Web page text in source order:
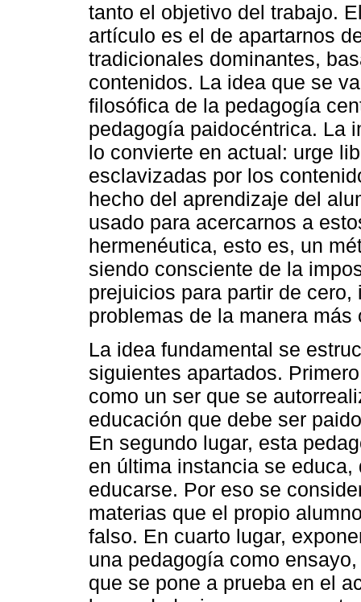
tanto el objetivo del trabajo.
artículo es el de apartarnos
tradicionales dominantes,
contenidos. La idea que se
filosófica de la pedagogía
pedagogía paidocéntrica. La
lo convierte en actual: urge
esclavizadas por los
hecho del aprendizaje del
usado para acercarnos a
hermenéutica, esto es, un
siendo consciente de la
prejuicios para partir de
problemas de la manera más
La idea fundamental se
siguientes apartados.
como un ser que se
educación que debe ser
En segundo lugar, esta
en última instancia se
educarse. Por eso se
materias que el propio
falso. En cuarto lugar,
una pedagogía como
que se pone a prueba en el